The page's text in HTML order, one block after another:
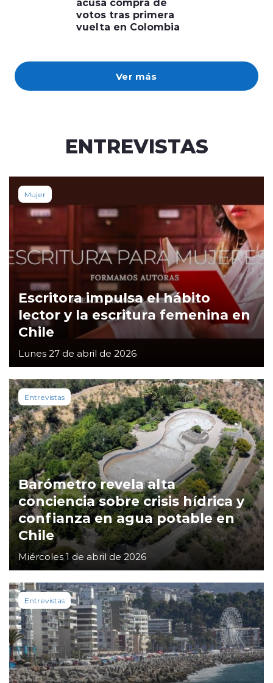
Ver más
votos tras primera
vuelta en Colombia
ENTREVISTAS
Mujer
Escritora impulsa el hábito
lector y la escritura femenina en
Chile
Lunes 27 de abril de 2026
Entrevistas
Barómetro revela alta
conciencia sobre crisis hídrica y
confianza en agua potable en
Chile
Miércoles 1 de abril de 2026
Entrevistas